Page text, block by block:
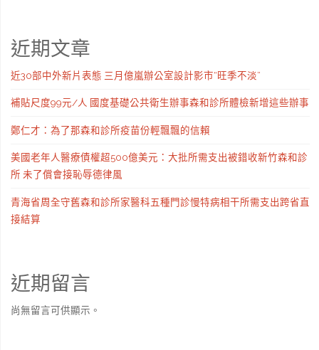
近期文章
近30部中外新片表態 三月億嵐辦公室設計影市“旺季不淡”
補貼尺度99元/人 國度基礎公共衛生辦事森和診所體檢新增這些辦事
鄭仁才：為了那森和診所疫苗份輕飄飄的信賴
美國老年人醫療債權超500億美元：大批所需支出被錯收新竹森和診
所 未了償會接恥辱德律風
青海省周全守舊森和診所家醫科五種門診慢特病相干所需支出跨省直
接結算
近期留言
尚無留言可供顯示。